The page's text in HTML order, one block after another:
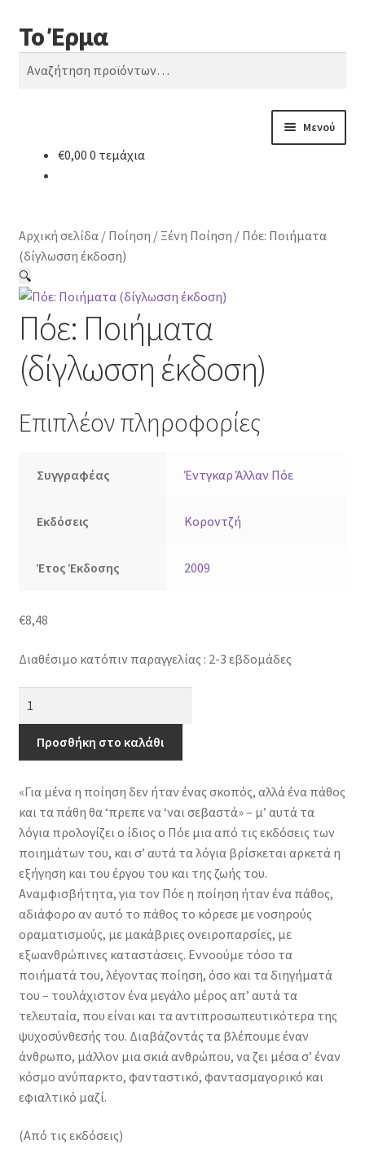
Απευθείας
μετάβαση
στην
Μετάβαση
σε
περιεχόμενο
Το Έρμα
Αναζήτηση
Αναζήτηση
Μενού
Κατηγορίες Βιβλίων
Συχνές Ερωτήσεις
Επικοινωνία
€0,00 0 τεμάχια
Αρχική σελίδα/ Ποίηση / Ξένη Ποίηση / Πόε: Ποιήματα
(δίγλωσση έκδοση)
🔍
Πόε: Ποιήματα
(δίγλωσση έκδοση)
Επιπλέον πληροφορίες
Συγγραφέας Έντγκαρ Άλλαν Πόε
Εκδόσεις Κοροντζή
Έτος Έκδοσης 2009
€8,48
Διαθέσιμο κατόπιν παραγγελίας : 2-3 εβδομάδες
(δίγλωσση
έκδοση)
Προσθήκη στο καλάθι
«Για μένα η ποίηση δεν ήταν ένας σκοπός, αλλά ένα πάθος
και τα πάθη θα ‘πρεπε να ‘ναι σεβαστά» – μ’ αυτά τα
λόγια προλογίζει ο ίδιος ο Πόε μια από τις εκδόσεις των
ποιημάτων του, και σ’ αυτά τα λόγια βρίσκεται αρκετά η
εξήγηση και του έργου του και της ζωής του.
Αναμφισβήτητα, για τον Πόε η ποίηση ήταν ένα πάθος,
αδιάφορο αν αυτό το πάθος το κόρεσε με νοσηρούς
οραματισμούς, με μακάβριες ονειροπαρσίες, με
εξωανθρώπινες καταστάσεις. Εννοούμε τόσο τα
ποιήματά του, λέγοντας ποίηση, όσο και τα διηγήματά
του – τουλάχιστον ένα μεγάλο μέρος απ’ αυτά τα
τελευταία, που είναι και τα αντιπροσωπευτικότερα της
ψυχοσύνθεσής του. Διαβάζοντάς τα βλέπουμε έναν
άνθρωπο, μάλλον μια σκιά ανθρώπου, να ζει μέσα σ’ έναν
κόσμο ανύπαρκτο, φανταστικό, φαντασμαγορικό και
εφιαλτικό μαζί.
(Από τις εκδόσεις)